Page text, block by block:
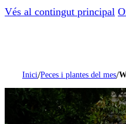
Vés al contingut principal
Inici/Peces i plantes del mes/